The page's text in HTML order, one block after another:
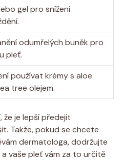
gel pro snížení
odumřelých buněk pro
pleť.
používat krémy s aloe
tree olejem.
je lepší předejít
Takže, pokud se chcete
dermatologa, dodržujte
vaše pleť vám za to určitě